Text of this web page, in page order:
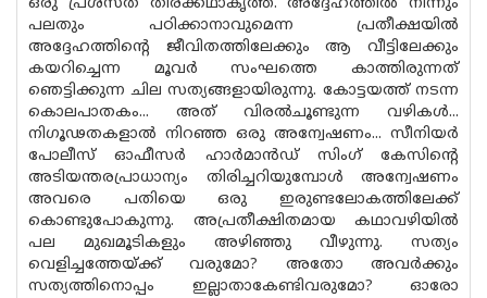
ഒരു പ്രശസ്‌ത തിരക്കഥാകൃത്ത്. അദ്ദേഹത്തിൽ നിന്നും
പലതും പഠിക്കാനാവുമെന്ന പ്രതീക്ഷയിൽ
അദ്ദേഹത്തിന്റെ ജീവിതത്തിലേക്കും ആ വീട്ടിലേക്കും
കയറിച്ചെന്ന മൂവർ സംഘത്തെ കാത്തിരുന്നത്
ഞെട്ടിക്കുന്ന ചില സത്യങ്ങളായിരുന്നു. കോട്ടയത്ത് നടന്ന
കൊലപാതകം... അത് വിരൽചൂണ്ടുന്ന വഴികൾ...
നിഗൂഢതകളാൽ നിറഞ്ഞ ഒരു അന്വേഷണം... സീനിയർ
പോലീസ് ഓഫീസർ ഹാർമാൻഡ് സിംഗ് കേസിന്റെ
അടിയന്തരപ്രാധാന്യം തിരിച്ചറിയുമ്പോൾ അന്വേഷണം
അവരെ പതിയെ ഒരു ഇരുണ്ടലോകത്തിലേക്ക്
കൊണ്ടുപോകുന്നു. അപ്രതീക്ഷിതമായ കഥാവഴിയിൽ
പല മുഖമൂടികളും അഴിഞ്ഞു വീഴുന്നു. സത്യം
വെളിച്ചത്തേയ്ക്ക് വരുമോ? അതോ അവർക്കും
സത്യത്തിനൊപ്പം ഇല്ലാതാകേണ്ടിവരുമോ? ഓരോ